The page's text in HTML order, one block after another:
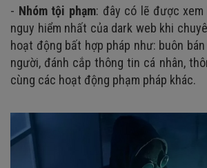
- Nhóm tội phạm: đây có lẽ được
nguy hiểm nhất của dark web khi
hoạt động bất hợp pháp như: buôn
người, đánh cắp thông tin cá nhân,
cùng các hoạt động phạm pháp khác.